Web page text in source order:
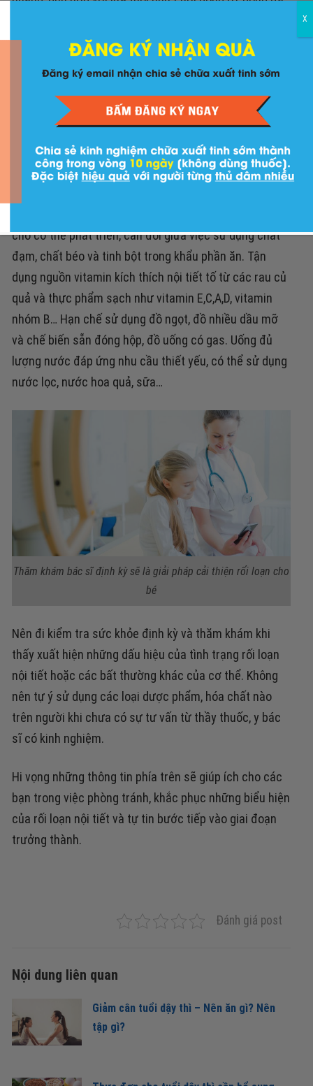
không có sự hướng dẫn và thay đổi.
Xây dựng một chế độ ăn uống khoa học, hợp
cho cơ thể phát triển, cân đối giữa việc sử dụng chất
đạm, chất béo và tinh bột trong khẩu phần ăn. Tận
dụng nguồn vitamin kích thích nội tiết tố từ các rau củ
quả và thực phẩm sạch như vitamin E,C,A,D, vitamin
nhóm B… Hạn chế sử dụng đồ ngọt, đồ nhiều dầu mỡ
và chế biến sẵn đóng hộp, đồ uống có gas. Uống đủ
lượng nước đáp ứng nhu cầu thiết yếu, có thể sử dụng
nước lọc, nước hoa quả, sữa…
Thăm khám bác sĩ định kỳ sẽ là giải pháp cải thiện rối loạn cho
bé
Nên đi kiểm tra sức khỏe định kỳ và thăm khám khi
thấy xuất hiện những dấu hiệu của tình trạng rối loạn
nội tiết hoặc các bất thường khác của cơ thể. Không
nên tự ý sử dụng các loại dược phẩm, hóa chất nào
trên người khi chưa có sự tư vấn từ thầy thuốc, y bác
sĩ có kinh nghiệm.
Hi vọng những thông tin phía trên sẽ giúp ích cho các
bạn trong việc phòng tránh, khắc phục những biểu hiện
của rối loạn nội tiết và tự tin bước tiếp vào giai đoạn
trưởng thành.
Đánh giá post
Nội dung liên quan
Giảm cân tuổi dậy thì – Nên ăn gì? Nên
tập gì?
X